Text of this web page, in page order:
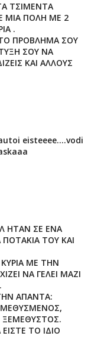
ΤΣΙΜΕΝΤΑ
ΜΙΑ ΠΟΛΗ ΜΕ 2
.
ΠΡΟΒΛΗΜΑ ΣΟΥ
ΣΟΥ ΝΑ
ΚΑΙ ΑΛΛΟΥΣ
eisteeee....vodi
ΗΤΑΝ ΣΕ ΕΝΑ
ΠΟΤΑΚΙΑ ΤΟΥ ΚΑΙ
ΜΕ ΤΗΝ
ΝΑ ΓΕΛΕΙ ΜΑΖΙ
ΑΠΑΝΤΑ:
ΜΕΘΥΣΜΕΝΟΣ,
ΞΕΜΕΘΥΣΤΟΣ.
ΤΟ ΙΔΙΟ